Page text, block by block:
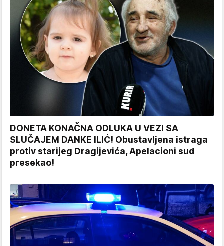
DONETA KONAČNA ODLUKA U VEZI SA
SLUČAJEM DANKE ILIĆ! Obustavljena istraga
protiv starijeg Dragijevića, Apelacioni sud
presekao!